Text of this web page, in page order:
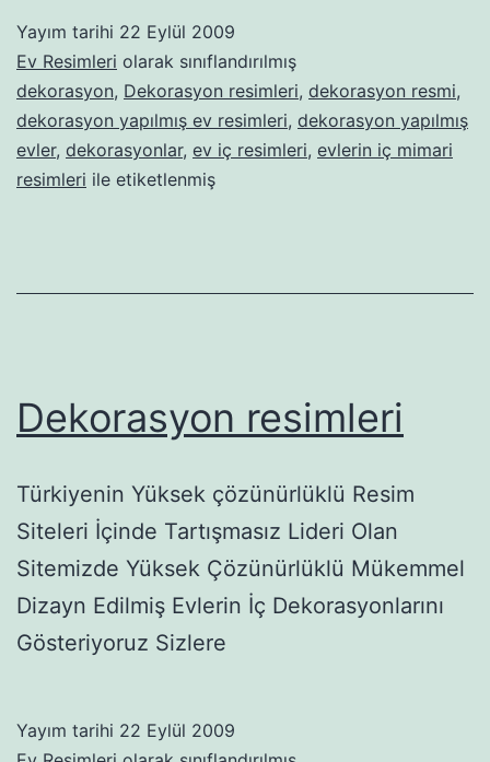
Yayım tarihi 22 Eylül 2009
Ev Resimleri olarak sınıflandırılmış
dekorasyon, Dekorasyon resimleri, dekorasyon resmi,
dekorasyon yapılmış ev resimleri, dekorasyon yapılmış
evler, dekorasyonlar, ev iç resimleri, evlerin iç mimari
resimleri ile etiketlenmiş
Dekorasyon resimleri
Türkiyenin Yüksek çözünürlüklü Resim
Siteleri İçinde Tartışmasız Lideri Olan
Sitemizde Yüksek Çözünürlüklü Mükemmel
Dizayn Edilmiş Evlerin İç Dekorasyonlarını
Gösteriyoruz Sizlere
Yayım tarihi 22 Eylül 2009